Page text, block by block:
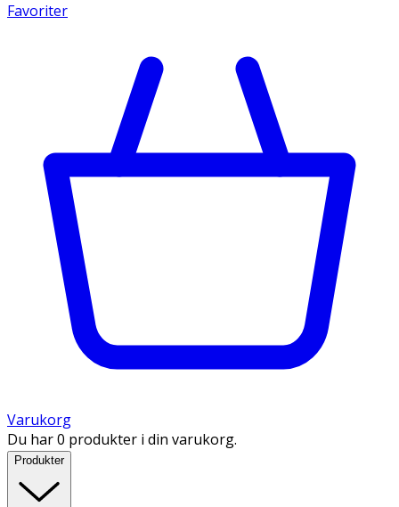
Favoriter
Varukorg
Du har 0 produkter i din varukorg.
Produkter